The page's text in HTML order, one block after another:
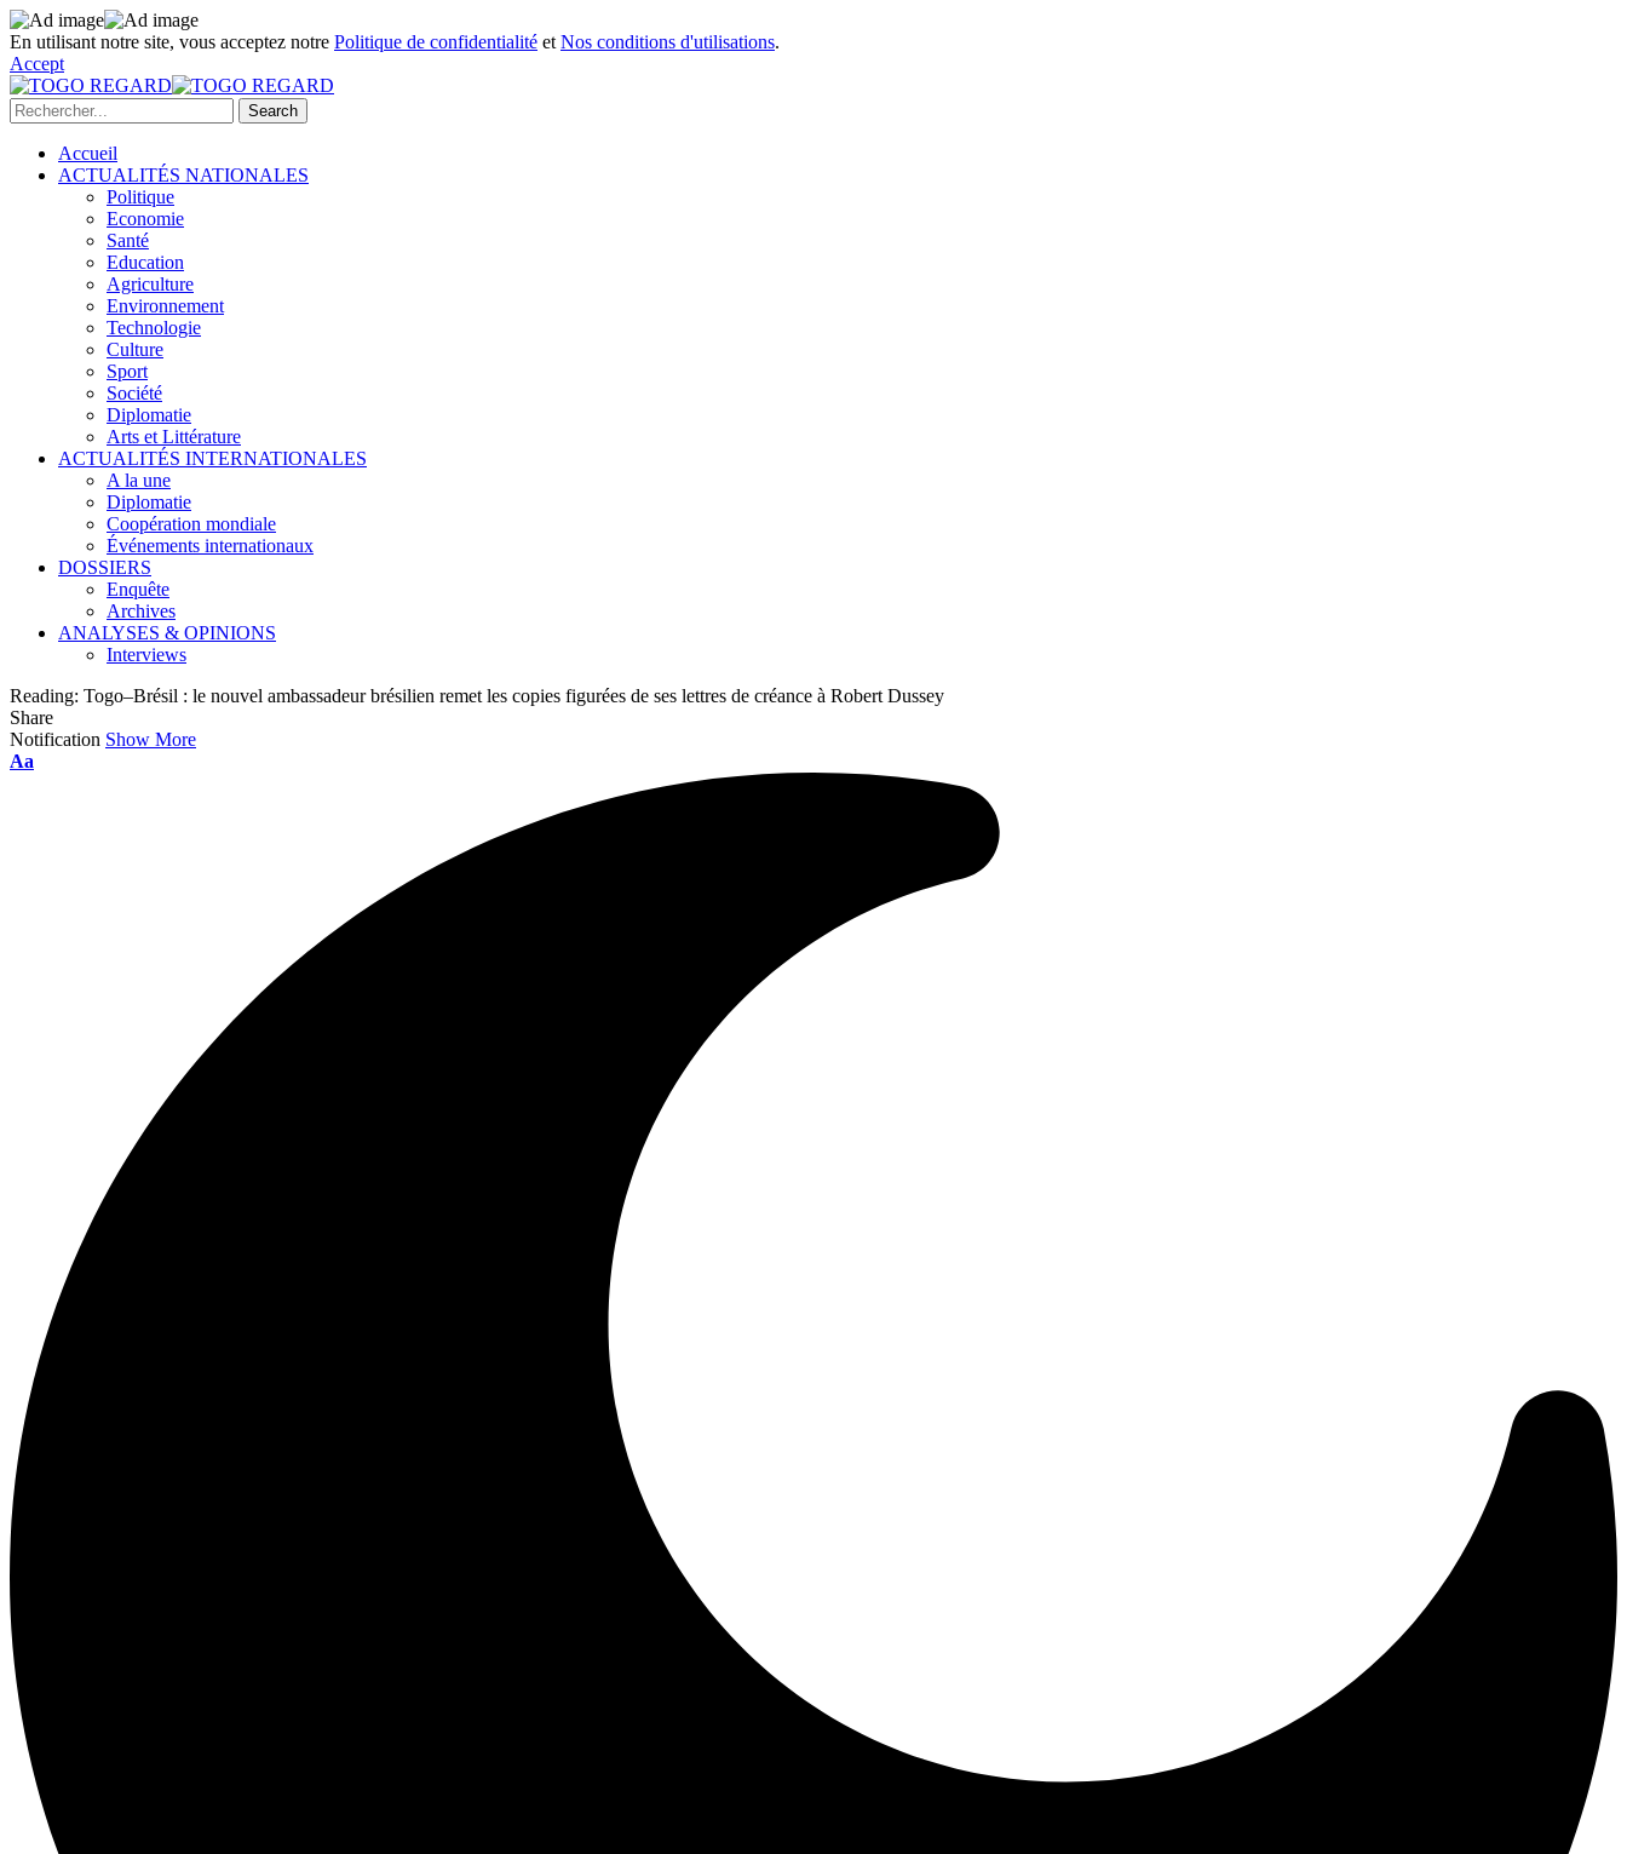
En utilisant notre site, vous acceptez notre Politique de confidentialité et Nos conditions d'utilisations.
Accept
Accueil
ACTUALITÉS NATIONALES
Politique
Economie
Santé
Education
Agriculture
Environnement
Technologie
Culture
Sport
Société
Diplomatie
Arts et Littérature
ACTUALITÉS INTERNATIONALES
A la une
Diplomatie
Coopération mondiale
Événements internationaux
DOSSIERS
Enquête
Archives
ANALYSES & OPINIONS
Interviews
Reading: Togo–Brésil : le nouvel ambassadeur brésilien remet les copies figurées de ses lettres de créance à Robert Dussey
Share
Notification Show More
Font
Aa